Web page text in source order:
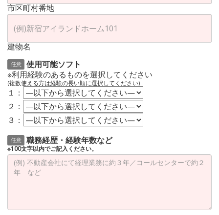
市区町村番地
建物名
任意
使用可能ソフト
※利用経験のあるものを選択してください
(複数使える方は経験の長い順に選択してください)
１：
２：
３：
任意 職務経歴・経験年数など
※100文字以内でご記入ください。